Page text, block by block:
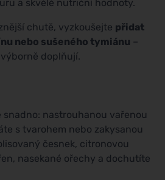
a skvělé nutriční hodnoty.
chutě, vyzkoušejte přidat
nebo sušeného tymiánu –
doplňují.
snadno: nastrouhanou vařenou
s tvarohem nebo zakysanou
česnek, citronovou
nasekané ořechy a dochutíte